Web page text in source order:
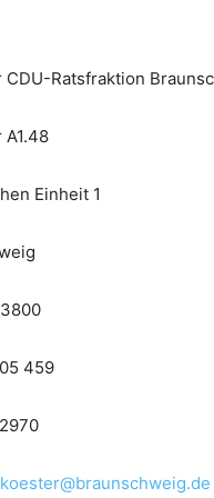
Ratsfraktion
A1.48
Einheit 1
459